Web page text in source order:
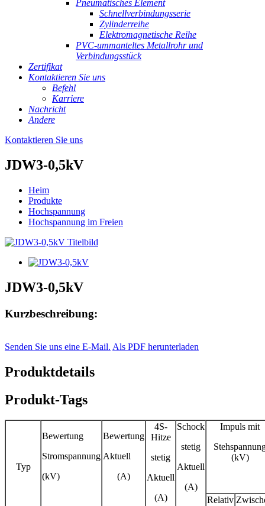
Pneumatisches Element
Schnellverbindungsserie
Zylinderreihe
Elektromagnetische Reihe
PVC-ummanteltes Metallrohr und
Verbindungsstück
Zertifikat
Kontaktieren Sie uns
Befehl
Karriere
Nachricht
Andere
Kontaktieren Sie uns
JDW3-0,5kV
Heim
Produkte
Hochspannung
Hochspannung im Freien
JDW3-0,5kV
Kurzbeschreibung:
Senden Sie uns eine E-Mail. Als PDF herunterladen
Produktdetails
Produkt-Tags
Typ
Bewertung
Stromspannung
(kV)
Bewertung
Aktuell
(A)
4S-
Hitze
stetig
Aktuell
(A)
Schock
stetig
Aktuell
(A)
Impuls mit
(kV)
Relativ